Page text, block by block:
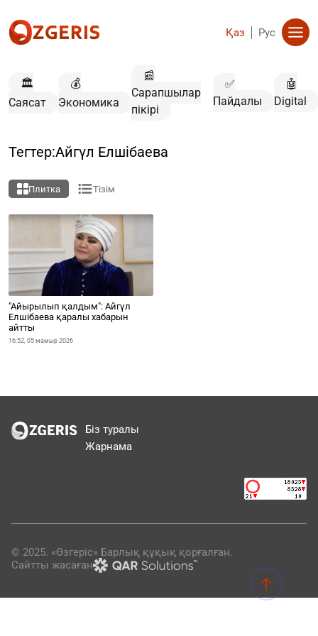
Қаз Рус
🏛️
Саясат
💰
Экономика
📰
Сарапшылар
пікірі
✅
Пайдалы
🤖
Digital
Тегтер:Айгүл Елшібаева
Плитка Тізім
"Айырылып қалдым": Айгүл
Елшібаева қаралы хабарын
айтты
16:52, 05 мамыр 2026
Біз туралы
Жарнама
© 2025. «Өзгеріс» Барлық құқық қорғалған.
Сайтты жасаған